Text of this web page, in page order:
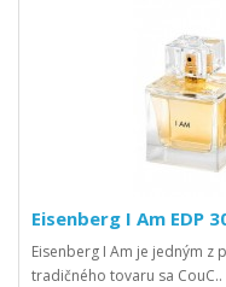
Eisenberg I Am EDP
Eisenberg I Am je jedným
tradičného tovaru sa CouC..